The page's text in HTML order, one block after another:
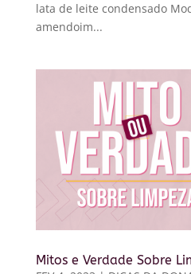
lata de leite condensado
amendoim...
Mitos e Verdade Sobre